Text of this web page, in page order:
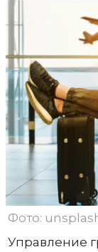
Фото:
Управление